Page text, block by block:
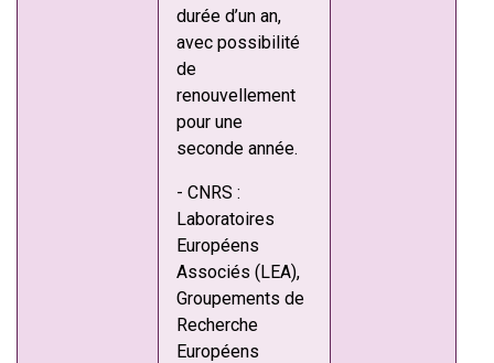
durée d’un an,
avec possibilité
de
renouvellement
pour une
seconde année.
- CNRS :
Laboratoires
Européens
Associés (LEA),
Groupements de
Recherche
Européens